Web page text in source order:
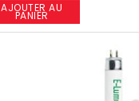
AJOUTER AU
PANIER